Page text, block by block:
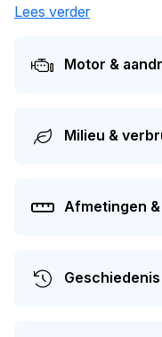
km/h. Met 1.397 kg
APK is geldig tot 09-
auto wordt op dit
Lees verder
Motor &
Milieu &
Afmetingen
Geschiedenis